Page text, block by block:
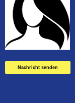
Nachricht senden